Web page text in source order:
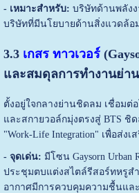
- เหมาะสำหรับ: บริษัทด้านพลัง
บริษัทที่มีนโยบายด้านสิ่งแวดล้อ
3.3 เกสร ทาวเวอร์
และสมดุลการทำงานย่า
ตั้งอยู่ใจกลางย่านชิดลม เชื่อมต่อ
และสกายวอล์กมุ่งตรงสู่ BTS ชิ
"Work-Life Integration" เพื่อส่ง
- จุดเด่น: มีโซน Gaysorn Urban
ประชุมตบแต่งสไตล์รีสอร์ทหรู
อากาศมีการควบคุมความชื้นแ